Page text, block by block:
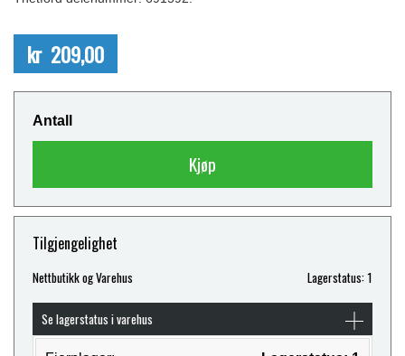
kr 209,00
Antall
Kjøp
Tilgjengelighet
Nettbutikk og Varehus Lagerstatus: 1
Se lagerstatus i varehus